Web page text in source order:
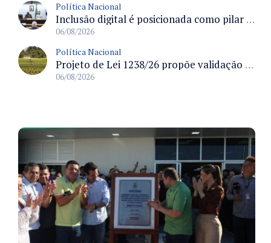
Política Nacional
Inclusão digital é posicionada como pilar essencial da reurbanização de favelas e periferias
06/08/2026
Política Nacional
Projeto de Lei 1238/26 propõe validação automática do Cadastro Ambiental Rural para imóveis de até quatro módulos fiscais
06/08/2026